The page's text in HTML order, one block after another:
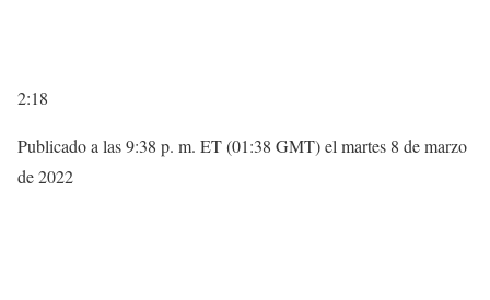
2:18
Publicado a las 9:38 p. m. ET (01:38 GMT) el martes 8 de marzo
de 2022